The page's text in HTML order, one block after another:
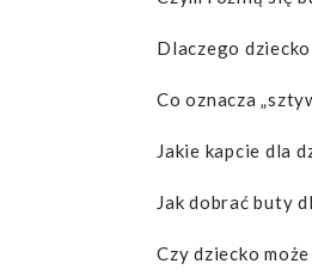
Dlaczego
Co oznacza
Jakie kapcie dla
Jak dobrać buty
Czy dziecko